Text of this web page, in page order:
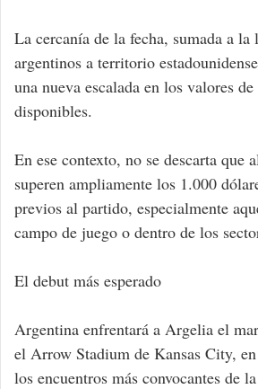
La cercanía de la fecha, sumada a la
argentinos a territorio
una nueva escalada en los valores
disponibles.
En ese contexto, no se descarta que
superen ampliamente los 1.000
previos al partido, especialmente
campo de juego o dentro de los
El debut más esperado
Argentina enfrentará a Argelia el
el Arrow Stadium de Kansas City,
los encuentros más convocantes de